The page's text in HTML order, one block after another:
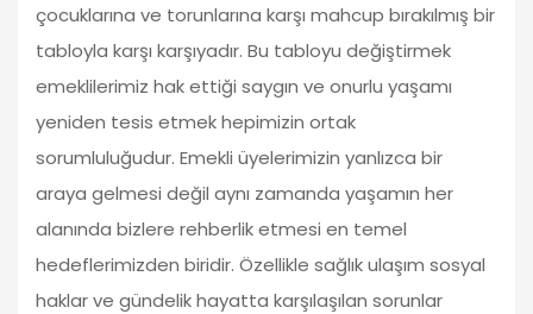
çocuklarına ve torunlarına karşı mahcup bırakılmış bir
tabloyla karşı karşıyadır. Bu tabloyu değiştirmek
emeklilerimiz hak ettiği saygın ve onurlu yaşamı
yeniden tesis etmek hepimizin ortak
sorumluluğudur. Emekli üyelerimizin yanlızca bir
araya gelmesi değil aynı zamanda yaşamın her
alanında bizlere rehberlik etmesi en temel
hedeflerimizden biridir. Özellikle sağlık ulaşım sosyal
haklar ve gündelik hayatta karşılaşılan sorunlar